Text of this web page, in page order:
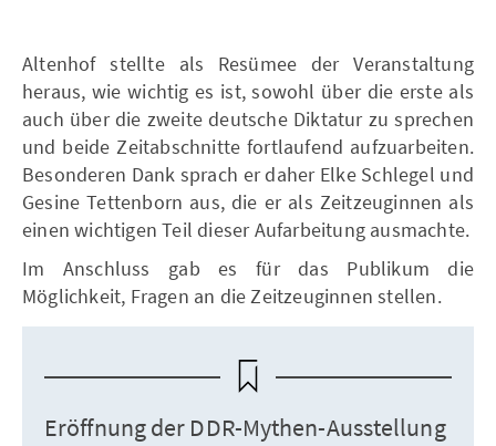
Altenhof stellte als Resümee der Veranstaltung
heraus, wie wichtig es ist, sowohl über die erste als
auch über die zweite deutsche Diktatur zu sprechen
und beide Zeitabschnitte fortlaufend aufzuarbeiten.
Besonderen Dank sprach er daher Elke Schlegel und
Gesine Tettenborn aus, die er als Zeitzeuginnen als
einen wichtigen Teil dieser Aufarbeitung ausmachte.
Im Anschluss gab es für das Publikum die
Möglichkeit, Fragen an die Zeitzeuginnen stellen.
Eröffnung der DDR-Mythen-Ausstellung